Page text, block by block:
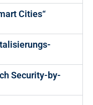
Cities“
Security-by-